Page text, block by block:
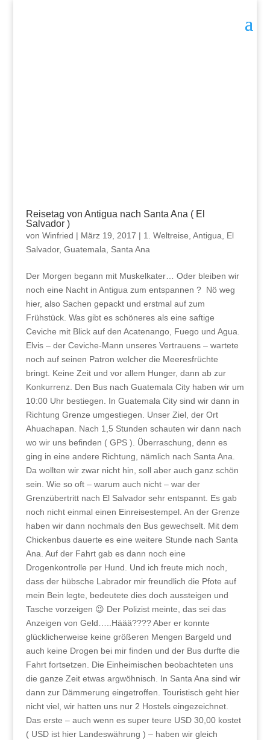
Reisetag von Antigua nach Santa Ana ( El
Salvador )
von Winfried | März 19, 2017 | 1. Weltreise Antigua
El
Salvador, Guatemala Santa Ana
Der Morgen begann mit Muskelkater… Oder bleiben wir
noch eine Nacht in Antigua zum entspannen ? Nö weg
hier, also Sachen gepackt und erstmal auf zum
Frühstück. Was gibt es schöneres als eine saftige
Ceviche mit Blick auf den Acatenango, Fuego und Agua.
Elvis – der Ceviche-Mann unseres Vertrauens – wartete
noch auf seinen Patron welcher die Meeresfrüchte
bringt. Keine Zeit und vor allem Hunger, dann ab zur
Konkurrenz. Den Bus nach Guatemala City haben wir um
10:00 Uhr bestiegen. In Guatemala City sind wir dann in
Richtung Grenze umgestiegen. Unser Ziel, der Ort
Ahuachapan. Nach 1,5 Stunden schauten wir dann nach
wo wir uns befinden ( GPS ). Überraschung, denn es
ging in eine andere Richtung, nämlich nach Santa Ana.
Da wollten wir zwar nicht hin, soll aber auch ganz schön
sein. Wie so oft – warum auch nicht – war der
Grenzübertritt nach El Salvador sehr entspannt. Es gab
noch nicht einmal einen Einreisestempel. An der Grenze
haben wir dann nochmals den Bus gewechselt. Mit dem
Chickenbus dauerte es eine weitere Stunde nach Santa
Ana. Auf der Fahrt gab es dann noch eine
Drogenkontrolle per Hund. Und ich freute mich noch,
dass der hübsche Labrador mir freundlich die Pfote auf
mein Bein legte, bedeutete dies doch aussteigen und
Tasche vorzeigen 😉 Der Polizist meinte, das sei das
Anzeigen von Geld…..Häää???? Aber er konnte
glücklicherweise keine größeren Mengen Bargeld und
auch keine Drogen bei mir finden und der Bus durfte die
Fahrt fortsetzen. Die Einheimischen beobachteten uns
die ganze Zeit etwas argwöhnisch. In Santa Ana sind wir
dann zur Dämmerung eingetroffen. Touristisch geht hier
nicht viel, wir hatten uns nur 2 Hostels eingezeichnet.
Das erste – auch wenn es super teure USD 30,00 kostet
( USD ist hier Landeswährung ) – haben wir gleich